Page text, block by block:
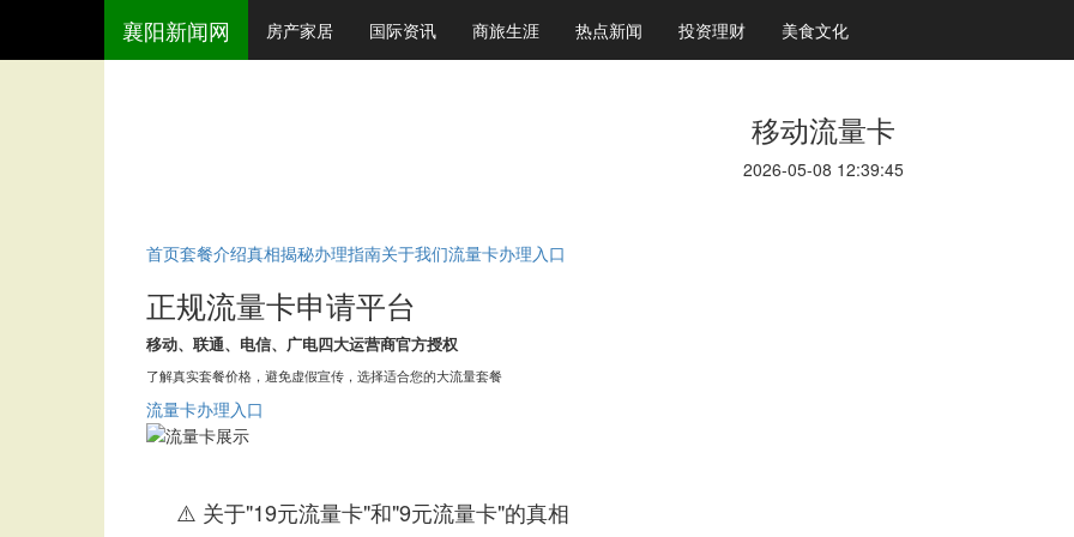
襄阳新闻网 房产家居 国际资讯 商旅生涯 热点新闻 投资理财 美食文化
移动流量卡
2026-05-08 12:39:45
首页套餐介绍真相揭秘办理指南关于我们流量卡办理入口
正规流量卡申请平台
移动、联通、电信、广电四大运营商官方授权
了解真实套餐价格，避免虚假宣传，选择适合您的大流量套餐
流量卡办理入口
⚠️ 关于"19元流量卡"和"9元流量卡"的真相